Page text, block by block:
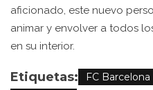
aficionado, este nuevo
animar y envolver a todos
en su interior.
Etiquetas: FC Barcelona